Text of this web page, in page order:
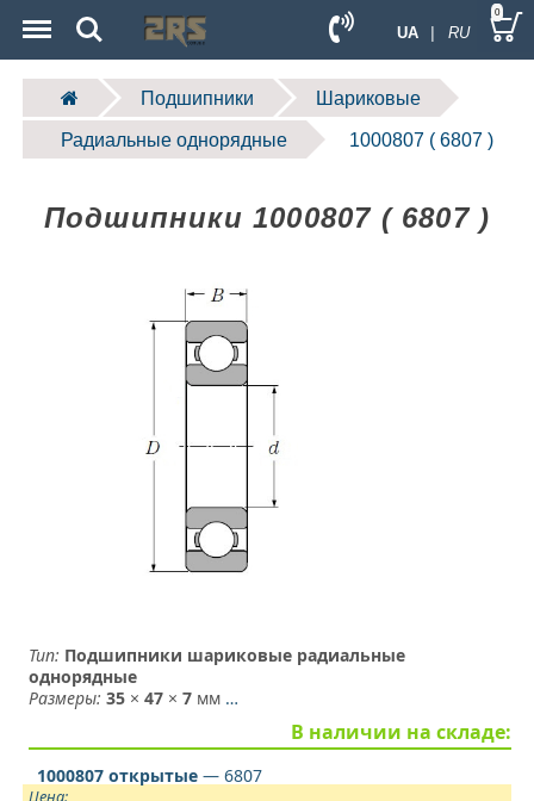
UA | RU
Search 0
Подшипники Шариковые
Радиальные однорядные 1000807 ( 6807 )
Подшипники 1000807 ( 6807 )
Тип: Подшипники шариковые радиальные
однорядные
Размеры: 35 ×47 ×7 мм …
В наличии на складе:
1000807 открытые — 6807
Цена: